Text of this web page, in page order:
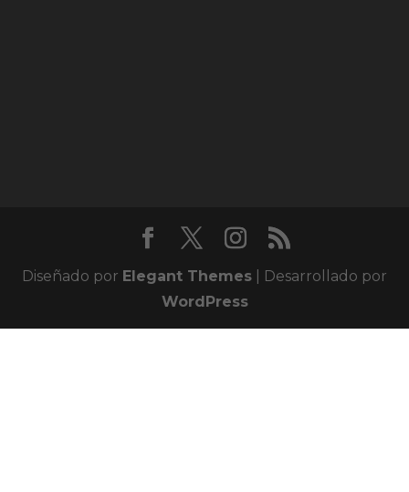
Diseñado por Elegant Themes | Desarrollado por
WordPress